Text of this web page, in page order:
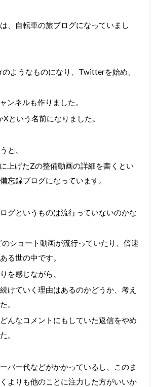
、自転車の旅ブログになっていまし
ようなものになり、Twitterを始め、
ンネルも作りました。
という名前になりました。
と、
上げたZの整備動画の詳細を書くとい
忘録ブログになっています。
グというものは流行っていないのかな
ショート動画が流行っていたり、倍速
る世の中です。
を感じながら、
けていく理由はあるのかどうか、考え
。
んなコメントにもしていた返信をやめ
。
バー代などがかかっているし、このま
よりも他のことに注力した方がいいか